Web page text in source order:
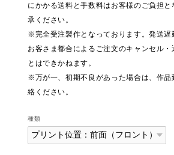
にかかる送料と手数料はお客様のご負担と
承ください。
※完全受注製作となっております。発送遅
お客さま都合によるご注文のキャンセル・
とはできかねます。
※万が一、初期不良があった場合は、作品
絡ください。
種類